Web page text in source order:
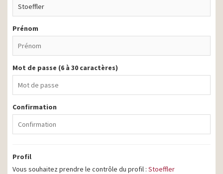
Prénom
Mot de passe (6 à 30 caractères)
Confirmation
Profil
Vous souhaitez prendre le contrôle du profil : Stoeffler